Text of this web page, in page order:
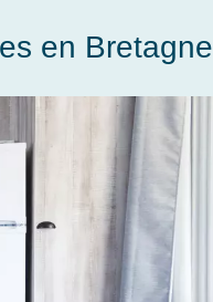
en Bretagne